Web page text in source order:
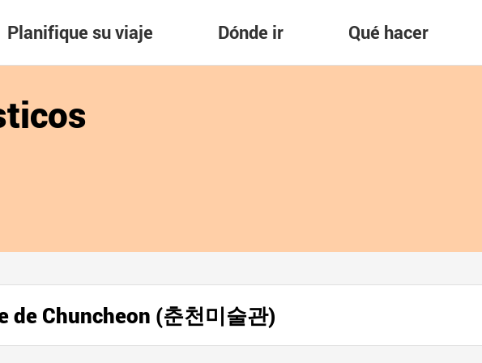
Planifique su viaje Dónde ir Qué hacer
de Chuncheon (춘천미술관)